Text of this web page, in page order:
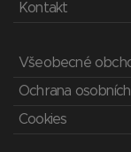
Kontakt
Všeobecné
Ochrana
Cookies